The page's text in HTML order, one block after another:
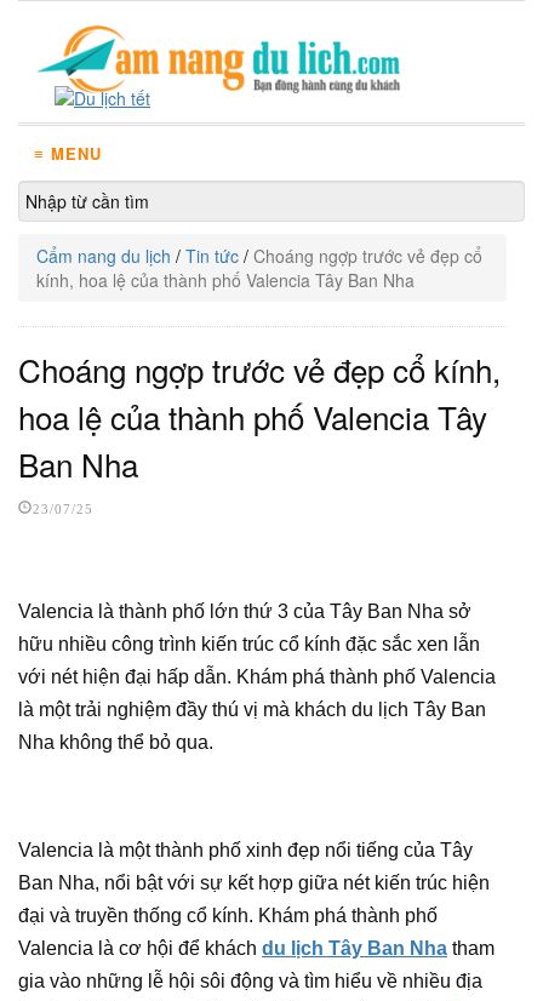
≡ MENU
Cẩm nang du lịch / Tin tức / Choáng ngợp trước vẻ đẹp cổ
kính, hoa lệ của thành phố Valencia Tây Ban Nha
Choáng ngợp trước vẻ đẹp cổ kính,
hoa lệ của thành phố Valencia Tây
Ban Nha
23/07/25
Valencia là thành phố lớn thứ 3 của Tây Ban Nha sở
hữu nhiều công trình kiến trúc cổ kính đặc sắc xen lẫn
với nét hiện đại hấp dẫn. Khám phá thành phố Valencia
là một trải nghiệm đầy thú vị mà khách du lịch Tây Ban
Nha không thể bỏ qua.
Valencia là một thành phố xinh đẹp nổi tiếng của Tây
Ban Nha, nổi bật với sự kết hợp giữa nét kiến trúc hiện
đại và truyền thống cổ kính. Khám phá thành phố
Valencia là cơ hội để khách du lịch Tây Ban Nha tham
gia vào những lễ hội sôi động và tìm hiểu về nhiều địa